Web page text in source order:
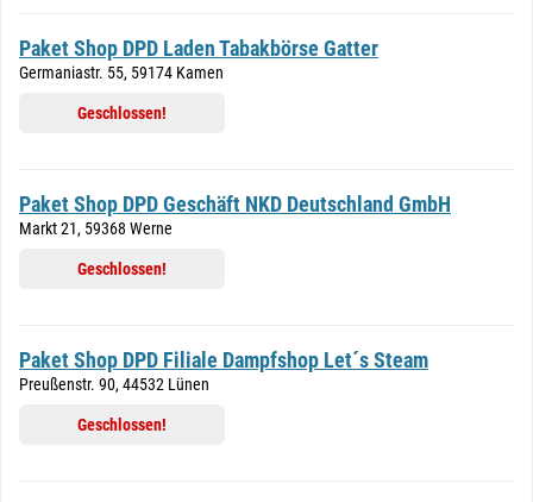
Paket Shop DPD Laden Tabakbörse Gatter
Germaniastr. 55, 59174 Kamen
Geschlossen!
Paket Shop DPD Geschäft NKD Deutschland GmbH
Markt 21, 59368 Werne
Geschlossen!
Paket Shop DPD Filiale Dampfshop Let´s Steam
Preußenstr. 90, 44532 Lünen
Geschlossen!